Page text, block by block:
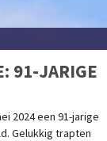
91-JARIGE
2024 een 91-jarige
Gelukkig trapten